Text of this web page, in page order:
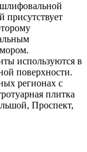
присутствует
используются в
поверхности.
регионах с
плитка
Проспект,